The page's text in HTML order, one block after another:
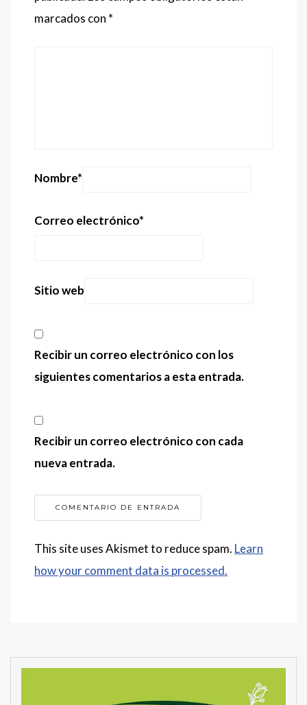
marcados con *
Nombre*
Correo electrónico*
Sitio web
Recibir un correo electrónico con los
siguientes comentarios a esta entrada.
Recibir un correo electrónico con cada
nueva entrada.
This site uses Akismet to reduce spam. Learn
how your comment data is processed.